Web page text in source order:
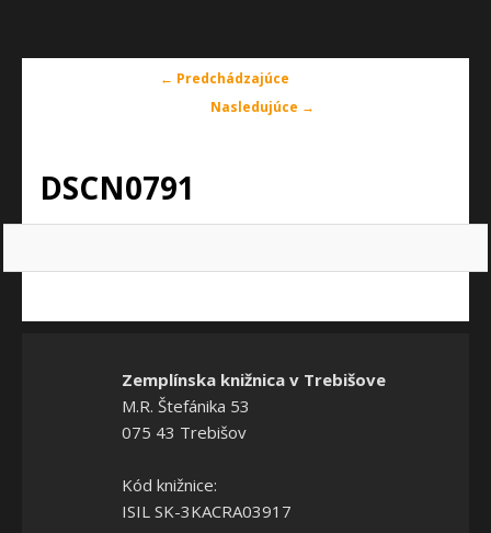
Navigácia
← Predchádzajúce
Nasledujúce →
DSCN0791
Zemplínska knižnica v Trebišove
M.R. Štefánika 53
075 43 Trebišov
Kód knižnice:
ISIL SK-3KACRA03917